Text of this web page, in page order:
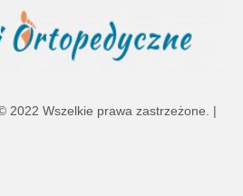
2022 Wszelkie prawa zastrzeżone. |